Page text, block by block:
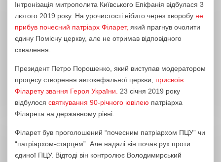
Інтронізація митрополита Київського Епіфанія відбулася 3
лютого 2019 року. На урочистості нібито через хворобу не
прибув почесний патріарх Філарет, який прагнув очолити
єдину Помісну церкву, але не отримав відповідного
схвалення.
Президент Петро Порошенко, який виступав модератором
процесу створення автокефальної церкви, присвоїв
Філарету звання Героя України. 23 січня 2019 року
відбулося святкування 90-річного ювілею патріарха
Філарета на державному рівні.
Філарет був проголошений “почесним патріархом ПЦУ” чи
“патріархом-старцем”. Але надалі він почав рух проти
єдиної ПЦУ. Відтоді він контролює Володимирський